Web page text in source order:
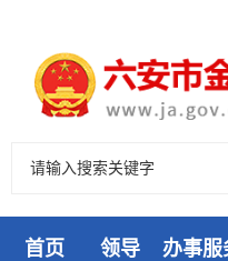
首页 领导 办事服